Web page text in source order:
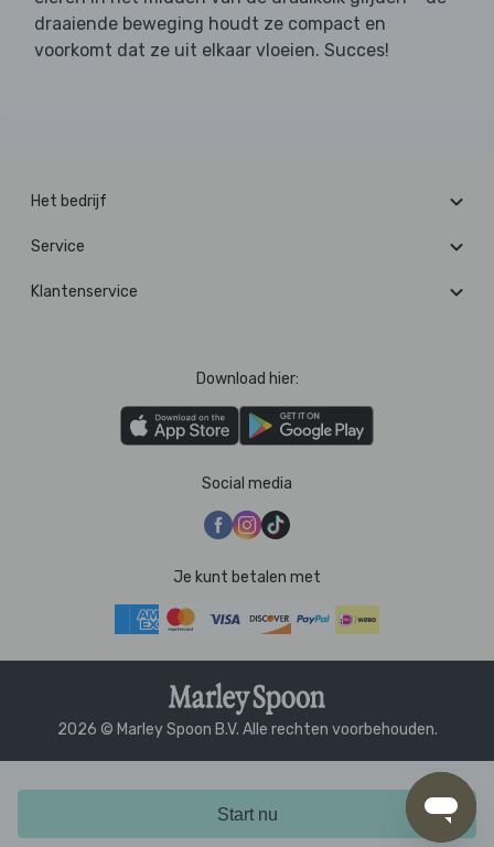
Start nu
draaiende beweging houdt ze compact en
voorkomt dat ze uit elkaar vloeien. Succes!
Het bedrijf
Service
Klantenservice
Download hier:
Social media
Je kunt betalen met
2026 © Marley Spoon B.V. Alle rechten voorbehouden.